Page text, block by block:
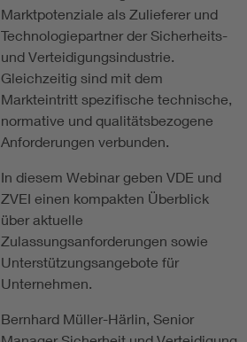
Marktpotenziale als Zulieferer und
Technologiepartner der Sicherheits-
und Verteidigungsindustrie.
Gleichzeitig sind mit dem
Markteintritt spezifische technische,
normative und qualitätsbezogene
Anforderungen verbunden.
In diesem Webinar geben VDE und
ZVEI einen kompakten Überblick
über aktuelle
Zulassungsanforderungen sowie
Unterstützungsangebote für
Unternehmen.
Bernhard Müller-Härlin, Senior